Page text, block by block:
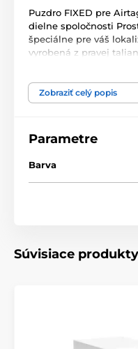
Puzdro FIXED pre
dielne spoločnosti
špeciálne pre váš
vyrobená z pravej
špeciálne pre
vyniknúť originálny
osobné predmety.
precíznemu ručnému
s puzdrom FIXED
vám bude slúžiť dlhé
- odolný remienok z
Zobraziť celý popis
Parametre
Barva
Súvisiace produkty